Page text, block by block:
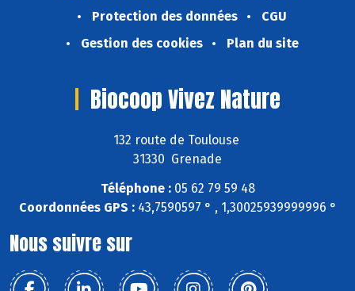
Protection des données
CGU
Gestion des cookies
Plan du site
Biocoop Vivez Nature
132 route de Toulouse
31330 Grenade
Téléphone :05 62 79 59 48
Coordonnées GPS :43,7590597 ° , 1,30025939999996 °
Nous suivre sur